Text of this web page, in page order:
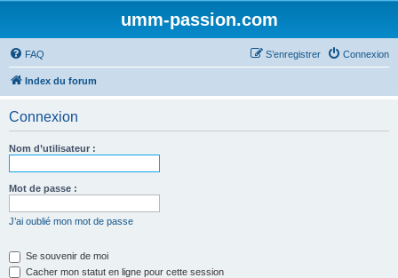
umm-passion.com
FAQ Connexion
S’enregistrer
Index du forum
Connexion
Nom d’utilisateur :
Mot de passe :
J’ai oublié mon mot de passe
Se souvenir de moi
Cacher mon statut en ligne pour cette session